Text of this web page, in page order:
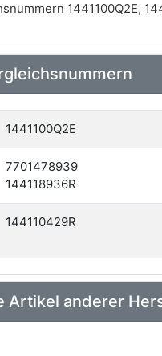
1441100Q2E,
1441100Q2E
7701478939
144118936R
144110429R
Artikel anderer